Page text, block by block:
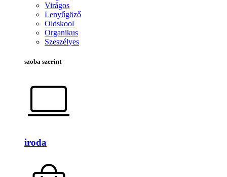
Virágos
Lenyűgöző
Oldskool
Organikus
Szeszélyes
szoba szerint
iroda